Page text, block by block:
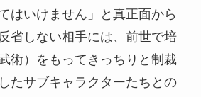
はいけません」と真正面から
省しない相手には、前世で培
術）をもってきっちりと制裁
たサブキャラクターたちとの